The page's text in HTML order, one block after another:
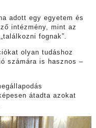
adott egy egyetem és
intézmény, mint az
fognak”.
olyan tudáshoz
számára is hasznos –
átadta azokat